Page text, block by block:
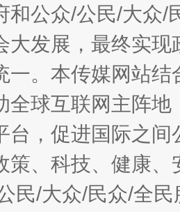
和公众/公民/大众
大发展，最终实
一。本传媒网站
全球互联网主阵
台，促进国际之
策、科技、健康
民/大众/民众/全